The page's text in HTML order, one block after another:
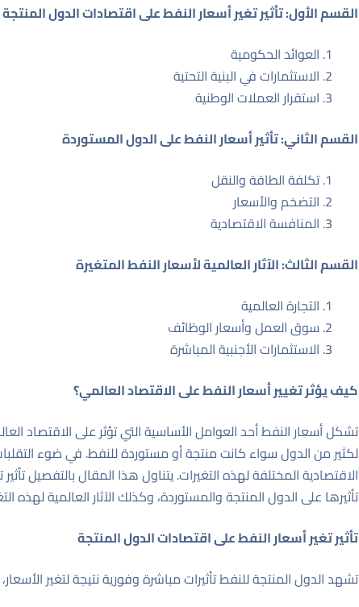
القسم الأول: تأثير تغير أسعار النفط على اقتصادات الدول المنتجة
العوائد الحكومية
الاستثمارات في البنية التحتية
استقرار العملات الوطنية
القسم الثاني: تأثير أسعار النفط على الدول المستوردة
تكلفة الطاقة والنقل
التضخم والأسعار
المنافسة الاقتصادية
القسم الثالث: الآثار العالمية لأسعار النفط المتغيرة
التجارة العالمية
سوق العمل وأسعار الوظائف
الاستثمارات الأجنبية المباشرة
كيف يؤثر تغيير أسعار النفط على الاقتصاد العالمي؟
تشكل أسعار النفط أحد العوامل الأساسية التي تؤثر على الاقتصاد
لكثير من الدول سواء كانت منتجة أو مستوردة للنفط. في ضوء
الاقتصادية المختلفة لهذه التغيرات. يتناول هذا المقال بالتفصيل
تأثيرها على الدول المنتجة والمستوردة، وكذلك الآثار العالمية لهذه
تأثير تغير أسعار النفط على اقتصادات الدول المنتجة
تشهد الدول المنتجة للنفط تأثيرات مباشرة وفورية نتيجة لتغير